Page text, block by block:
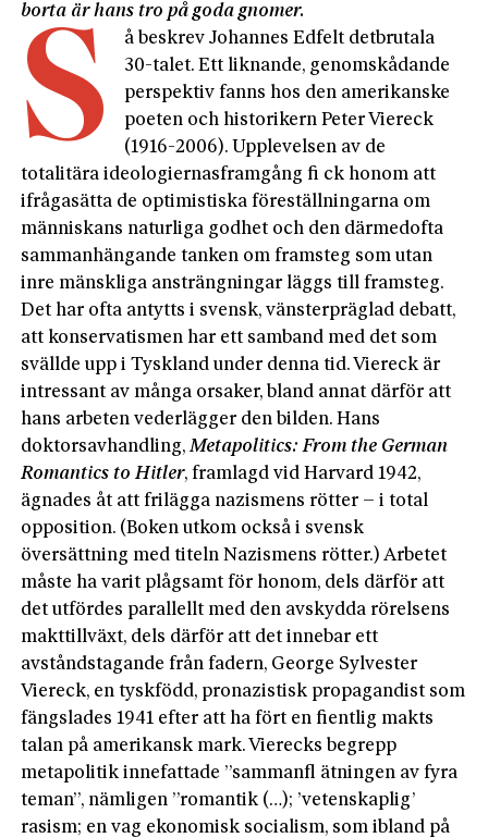
borta är hans tro på goda gnomer.
S
å beskrev Johannes Edfelt detbrutala
30-talet. Ett liknande, genomskådande
perspektiv fanns hos den amerikanske
poeten och historikern Peter Viereck
(1916-2006). Upplevelsen av de
totalitära ideologiernasframgång fi ck honom att
ifrågasätta de optimistiska föreställningarna om
människans naturliga godhet och den därmedofta
sammanhängande tanken om framsteg som utan
inre mänskliga ansträngningar läggs till framsteg.
Det har ofta antytts i svensk, vänsterpräglad debatt,
att konservatismen har ett samband med det som
svällde upp i Tyskland under denna tid. Viereck är
intressant av många orsaker, bland annat därför att
hans arbeten vederlägger den bilden. Hans
doktorsavhandling,Metapolitics: From the German
Romantics to Hitler, framlagd vid Harvard 1942,
ägnades åt att frilägga nazismens rötter – i total
opposition. (Boken utkom också i svensk
översättning med titeln Nazismens rötter.) Arbetet
måste ha varit plågsamt för honom, dels därför att
det utfördes parallellt med den avskydda rörelsens
makttillväxt, dels därför att det innebar ett
avståndstagande från fadern, George Sylvester
Viereck, en tyskfödd, pronazistisk propagandist som
fängslades 1941 efter att ha fört en fientlig makts
talan på amerikansk mark. Vierecks begrepp
metapolitik innefattade ”sammanfl ätningen av fyra
teman”, nämligen ”romantik (…); ’vetenskaplig’
rasism; en vag ekonomisk socialism, som ibland på